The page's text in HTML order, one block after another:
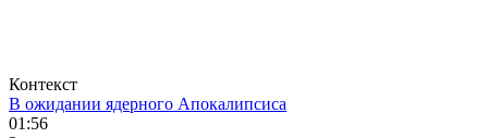
Контекст
В ожидании ядерного Апокалипсиса
01:56